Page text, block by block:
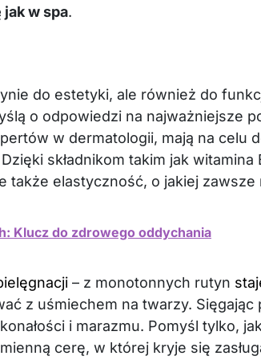
w spa.
do estetyki, ale również do
o odpowiedzi na najważniejsze
w dermatologii, mają na celu
składnikom takim jak witamina
elastyczność, o jakiej zawsze
Klucz do zdrowego oddychania
– z monotonnych rutyn
z uśmiechem na twarzy. Sięgając
i marazmu. Pomyśl tylko,
cerę, w której kryje się